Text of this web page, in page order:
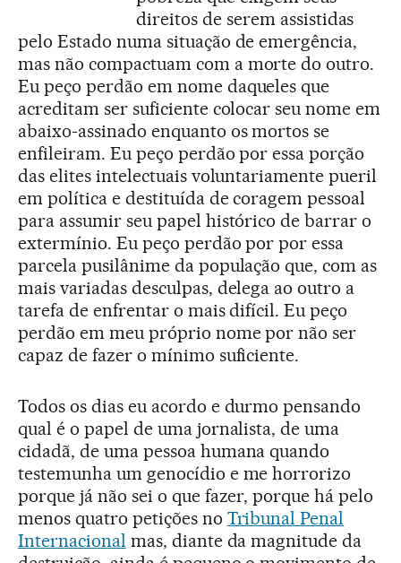
direitos de serem assistidas
pelo Estado numa situação de emergência,
mas não compactuam com a morte do outro.
Eu peço perdão em nome daqueles que
acreditam ser suficiente colocar seu nome em
abaixo-assinado enquanto os mortos se
enfileiram. Eu peço perdão por essa porção
das elites intelectuais voluntariamente pueril
em política e destituída de coragem pessoal
para assumir seu papel histórico de barrar o
extermínio. Eu peço perdão por por essa
parcela pusilânime da população que, com as
mais variadas desculpas, delega ao outro a
tarefa de enfrentar o mais difícil. Eu peço
perdão em meu próprio nome por não ser
capaz de fazer o mínimo suficiente.
Todos os dias eu acordo e durmo pensando
qual é o papel de uma jornalista, de uma
cidadã, de uma pessoa humana quando
testemunha um genocídio e me horrorizo
porque já não sei o que fazer, porque há pelo
menos quatro petições no Tribunal Penal
Internacional mas, diante da magnitude da